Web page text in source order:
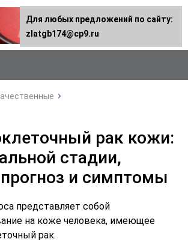
рак кожи:
стадии,
и симптомы
представляет собой
на коже человека, имеющее
рак.
Для любых предложений по сайту:
zlatgb174@cp9.ru